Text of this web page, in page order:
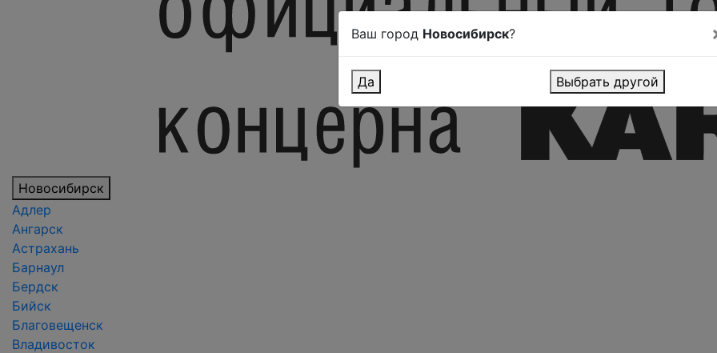
Новосибирск
Адлер
Ангарск
Астрахань
Барнаул
Бердск
Бийск
Благовещенск
Владивосток
Ваш город Новосибирск?
Да Выбрать другой